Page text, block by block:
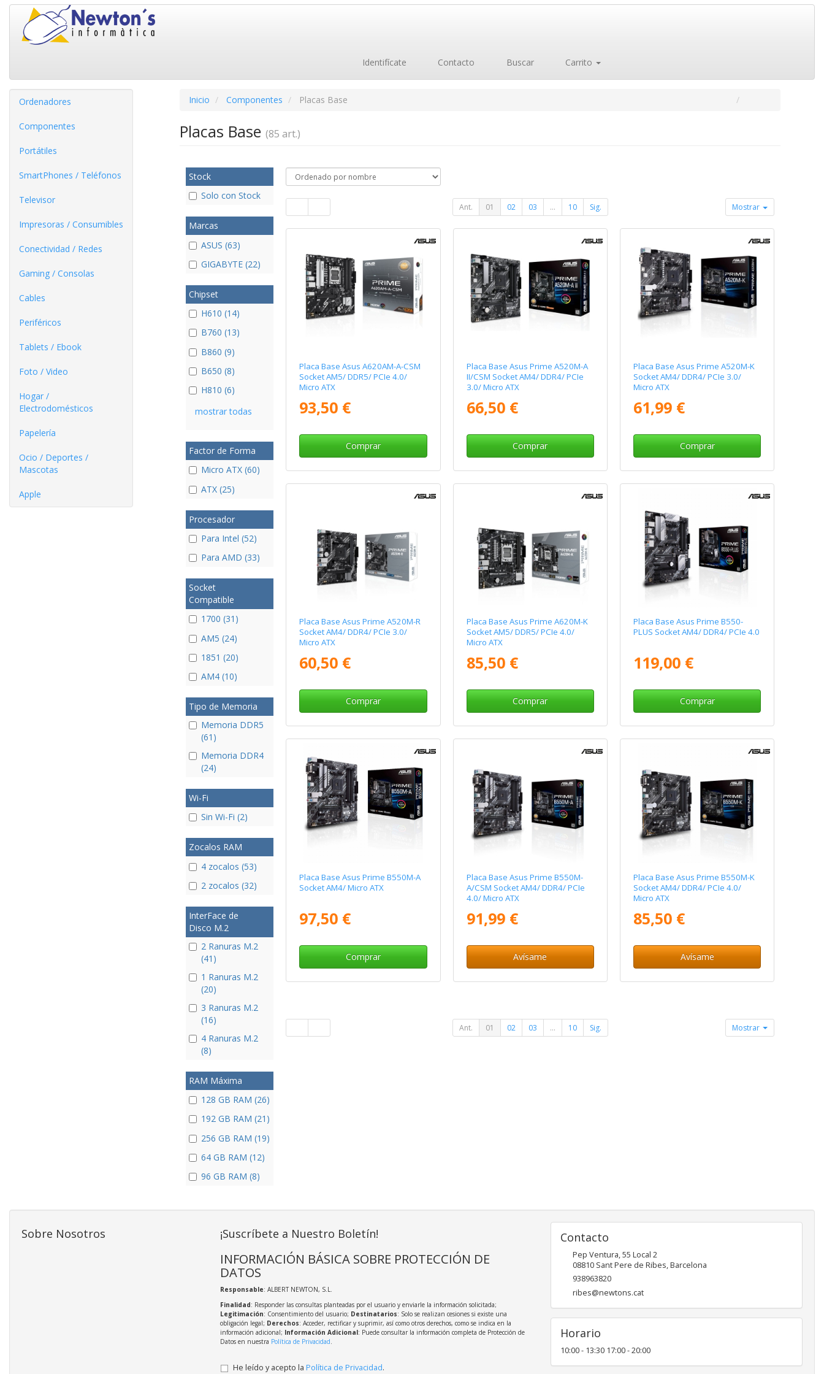
Identifícate Contacto Buscar Carrito
Ordenadores
Componentes
Portátiles
SmartPhones / Teléfonos
Televisor
Impresoras / Consumibles
Conectividad / Redes
Gaming / Consolas
Cables
Periféricos
Tablets / Ebook
Foto / Video
Hogar /
Electrodomésticos
Papelería
Ocio / Deportes /
Mascotas
Apple
Inicio Componentes Placas Base
Placas Base (85 art.)
Stock
Solo con Stock
Marcas
ASUS (63)
GIGABYTE (22)
Chipset
H610 (14)
B760 (13)
B860 (9)
B650 (8)
H810 (6)
mostrar todas
Factor de Forma
Micro ATX (60)
ATX (25)
Procesador
Para Intel (52)
Para AMD (33)
Socket
Compatible
1700 (31)
AM5 (24)
1851 (20)
AM4 (10)
Tipo de Memoria
Memoria DDR5
(61)
Memoria DDR4
(24)
Wi-Fi
Sin Wi-Fi (2)
Zocalos RAM
4 zocalos (53)
2 zocalos (32)
InterFace de
Disco M.2
2 Ranuras M.2
(41)
1 Ranuras M.2
(20)
3 Ranuras M.2
(16)
4 Ranuras M.2
(8)
RAM Máxima
128 GB RAM (26)
192 GB RAM (21)
256 GB RAM (19)
64 GB RAM (12)
96 GB RAM (8)
Ant. 01 02 03 ... 10 Sig. Mostrar
Placa Base Asus A620AM-A-CSM
Socket AM5/ DDR5/ PCIe 4.0/
Micro ATX
93,50 €
Comprar
Placa Base Asus Prime A520M-A
II/CSM Socket AM4/ DDR4/ PCIe
3.0/ Micro ATX
66,50 €
Comprar
Placa Base Asus Prime A520M-K
Socket AM4/ DDR4/ PCIe 3.0/
Micro ATX
61,99 €
Comprar
Placa Base Asus Prime A520M-R
Socket AM4/ DDR4/ PCIe 3.0/
Micro ATX
60,50 €
Comprar
Placa Base Asus Prime A620M-K
Socket AM5/ DDR5/ PCIe 4.0/
Micro ATX
85,50 €
Comprar
Placa Base Asus Prime B550-
PLUS Socket AM4/ DDR4/ PCIe 4.0
119,00 €
Comprar
Placa Base Asus Prime B550M-A
Socket AM4/ Micro ATX
97,50 €
Comprar
Placa Base Asus Prime B550M-
A/CSM Socket AM4/ DDR4/ PCIe
4.0/ Micro ATX
91,99 €
Avísame
Placa Base Asus Prime B550M-K
Socket AM4/ DDR4/ PCIe 4.0/
Micro ATX
85,50 €
Avísame
Ant. 01 02 03 ... 10 Sig. Mostrar
Sobre Nosotros ¡Suscríbete a Nuestro Boletín!
INFORMACIÓN BÁSICA SOBRE PROTECCIÓN DE
DATOS
Responsable: ALBERT NEWTON, S.L.
Finalidad: Responder las consultas planteadas por el usuario y enviarle la información solicitada;
Legitimación: Consentimiento del usuario; Destinatarios: Solo se realizan cesiones si existe una
obligación legal; Derechos: Acceder, rectificar y suprimir, así como otros derechos, como se indica en la
información adicional; Información Adicional: Puede consultar la información completa de Protección de
Datos en nuestra Política de Privacidad.
He leído y acepto la Política de Privacidad.
Contacto
Pep Ventura, 55 Local 2
08810 Sant Pere de Ribes,Barcelona
938963820
ribes@newtons.cat
Horario
10:00 - 13:30 17:00 - 20:00